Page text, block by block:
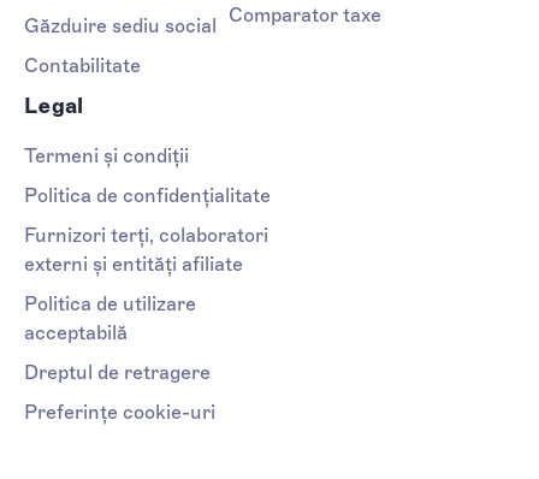
Găzduire sediu social
Contabilitate
Comparator taxe
Legal
Termeni și condiții
Politica de confidențialitate
Furnizori terți, colaboratori
externi și entități afiliate
Politica de utilizare
acceptabilă
Dreptul de retragere
Preferințe cookie-uri